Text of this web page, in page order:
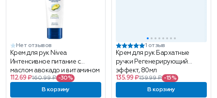
Нет отзывов
Крем для рук Nivea
Интенсивное питание с
маслом авокадо и витамином
Е, для очень сухой кожи, 50 мл
112.69 ₽160.99 ₽ -30%
В корзину
1 отзыв
Крем для рук Бархатные
ручки Регенерирующий
эффект, 80мл
135.99 ₽159.99 ₽ -15%
В корзину